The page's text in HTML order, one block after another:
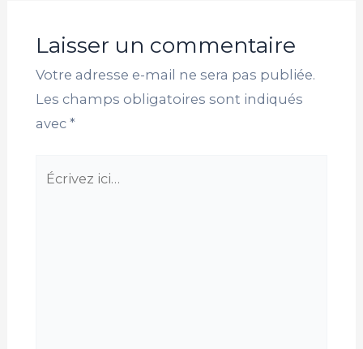
Laisser un commentaire
Votre adresse e-mail ne sera pas publiée.
Les champs obligatoires sont indiqués
avec *